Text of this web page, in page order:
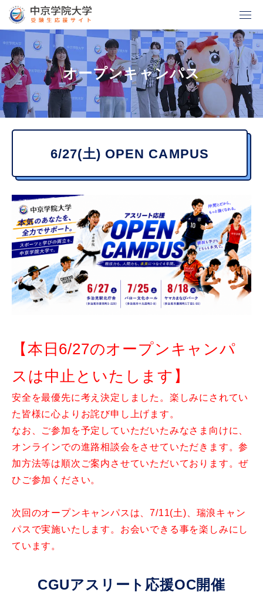
ロ
ー
バ
ル
ナ
文
へ
ー
カ
ル
ナ
ビ
ッ
タ
ー
へ
オープンキャンパス
6/27(土) OPEN CAMPUS
【本日6/27のオープンキャンパ
スは中止といたします】
安全を最優先に考え決定しました。楽しみにされてい
た皆様に心よりお詫び申し上げます。
なお、ご参加を予定していただいたみなさま向けに、
オンラインでの進路相談会をさせていただきます。参
加方法等は順次ご案内させていただいております。ぜ
ひご参加ください。
次回のオープンキャンパスは、7/11(土)、瑞浪キャン
パスで実施いたします。お会いできる事を楽しみにし
ています。
CGUアスリート応援OC開催